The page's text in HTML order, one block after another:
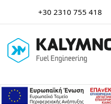
+30 2310 755 418